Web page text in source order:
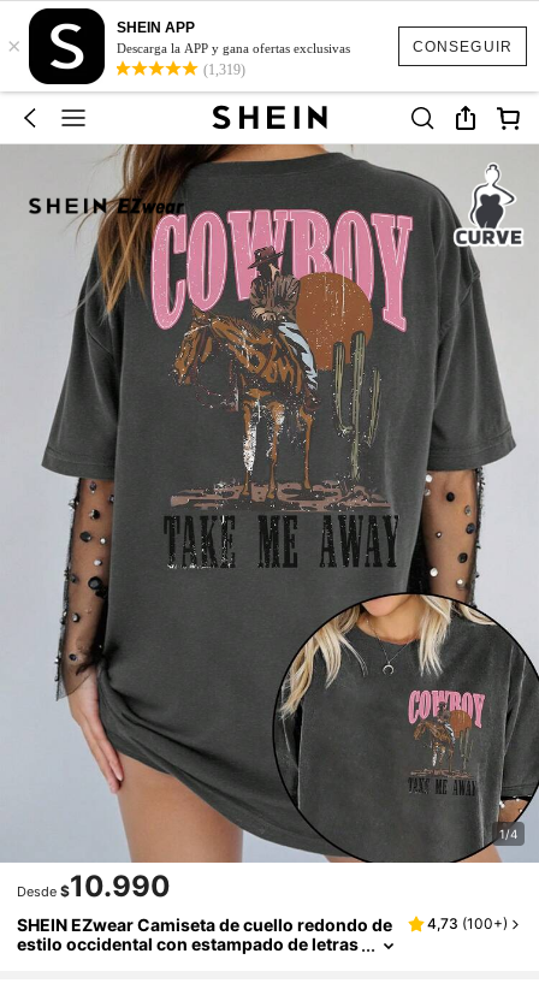
CONSEGUIR
×
SHEIN APP
Descarga la APP y gana ofertas exclusivas
(1,319)
1/4
Desde $10.990
SHEIN EZwear Camiseta de cuello redondo de
estilo occidental con estampado de letras
4,73 (100+)